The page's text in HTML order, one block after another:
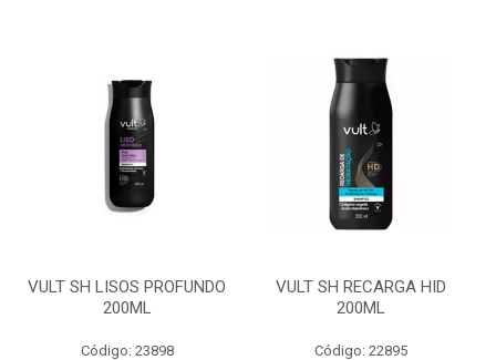
VULT SH LISOS PROFUNDO
200ML
Código: 23898
VULT SH RECARGA HID
200ML
Código: 22895